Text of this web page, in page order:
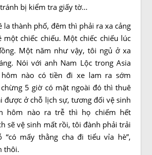
bị kiểm tra giấy tờ…
la thành phố, đêm thì phải ra xa cảng
một chiếc chiếu. Một chiếc chiếu lúc
Một năm như vậy, tôi ngủ ở xa
Nói với anh Nam Lộc trong Asia
nào có tiền đi xe lam ra sớm
5 giờ có mặt ngoài đó thì thuê
được ở chỗ lịch sự, tương đối vệ sinh
hôm nào ra trễ thì họ chiếm hết
sẽ vệ sinh mất rồi, tôi đành phải trải
“có mấy thằng cha đi tiểu vỉa hè”,
thôi.